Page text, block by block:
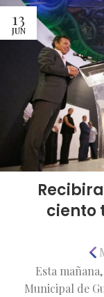
13
JUN
ciento
Esta
Municipal de